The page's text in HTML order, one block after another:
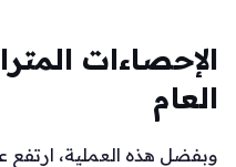
الإحصاءات
العام
وبفضل هذه العملية، ارتفع